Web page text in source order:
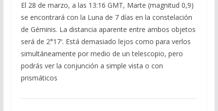
El 28 de marzo, a las 13:16 GMT, Marte (magnitud 0,9)
se encontrará con la Luna de 7 días en la constelación
de Géminis. La distancia aparente entre ambos objetos
será de 2°17′. Está demasiado lejos como para verlos
simultáneamente por medio de un telescopio, pero
podrás ver la conjunción a simple vista o con
prismáticos